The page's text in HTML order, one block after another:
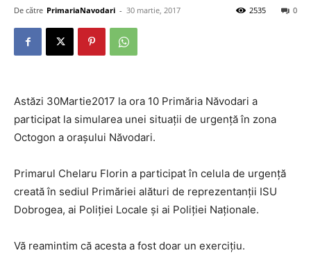
De către PrimariaNavodari - 30 martie, 2017 0
2535
Astăzi 30Martie2017 la ora 10 Primăria Năvodari a
participat la simularea unei situații de urgență în zona
Octogon a orașului Năvodari.
Primarul Chelaru Florin a participat în celula de urgență
creată în sediul Primăriei alături de reprezentanții ISU
Dobrogea, ai Poliției Locale și ai Poliției Naționale.
Vă reamintim că acesta a fost doar un exercițiu.